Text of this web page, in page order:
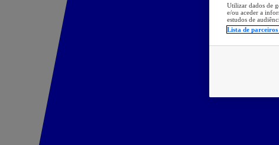
Utilizar dados de
e/ou aceder a
estudos de
Lista de